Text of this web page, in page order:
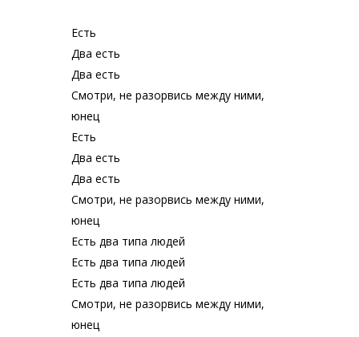
Есть
Два есть
Два есть
Смотри, не разорвись между ними,
юнец
Есть
Два есть
Два есть
Смотри, не разорвись между ними,
юнец
Есть два типа людей
Есть два типа людей
Есть два типа людей
Смотри, не разорвись между ними,
юнец